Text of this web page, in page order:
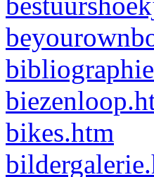
bikes.htm